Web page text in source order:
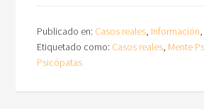
Publicado en: Casos reales, Información,
Etiquetado como: Casos reales, Mente
Psicópatas